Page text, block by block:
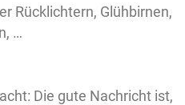
Rücklichtern, Glühbirnen,
…
Die gute Nachricht ist,